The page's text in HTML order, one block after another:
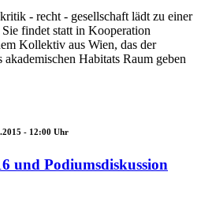
- recht - gesellschaft lädt zu einer
findet statt in Kooperation
Kollektiv aus Wien, das der
Habitats Raum geben
- 12:00 Uhr
und Podiumsdiskussion